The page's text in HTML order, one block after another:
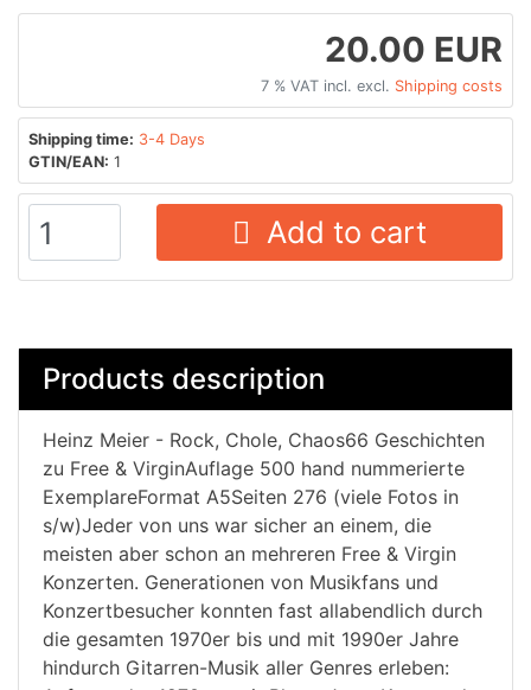
20.00 EUR
7 % VAT incl. excl. Shipping costs
Shipping time: 3-4 Days
GTIN/EAN: 1
Add to cart
Products description
Heinz Meier - Rock, Chole, Chaos66 Geschichten
zu Free & VirginAuflage 500 hand nummerierte
ExemplareFormat A5Seiten 276 (viele Fotos in
s/w)Jeder von uns war sicher an einem, die
meisten aber schon an mehreren Free & Virgin
Konzerten. Generationen von Musikfans und
Konzertbesucher konnten fast allabendlich durch
die gesamten 1970er bis und mit 1990er Jahre
hindurch Gitarren-Musik aller Genres erleben: